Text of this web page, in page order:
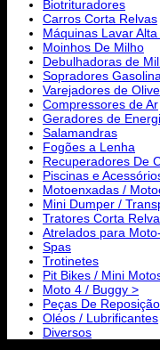
Biotrituradores
Carros Corta Relvas
Máquinas Lavar
Moinhos De Milho
Debulhadoras de
Sopradores Gasolina
Varejadores de
Compressores de Ar
Geradores de
Salamandras
Fogões a Lenha
Recuperadores De
Piscinas e
Motoenxadas /
Mini Dumper /
Tratores Corta
Atrelados para
Spas
Trotinetes
Pit Bikes / Mini
Moto 4 / Buggy >
Peças De
Oléos / Lubrificantes
Diversos